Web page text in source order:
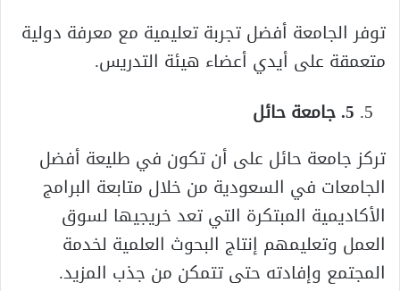
توفر الجامعة أفضل تجربة تعليمية مع معرفة دولية
متعمقة على أيدي أعضاء هيئة التدريس.
5. جامعة حائل
تركز جامعة حائل على أن تكون في طليعة أفضل
الجامعات في السعودية من خلال متابعة البرامج
الأكاديمية المبتكرة التي تعد خريجيها لسوق
العمل وتعليمهم إنتاج البحوث العلمية لخدمة
المجتمع وإفادته حتى تتمكن من جذب المزيد.